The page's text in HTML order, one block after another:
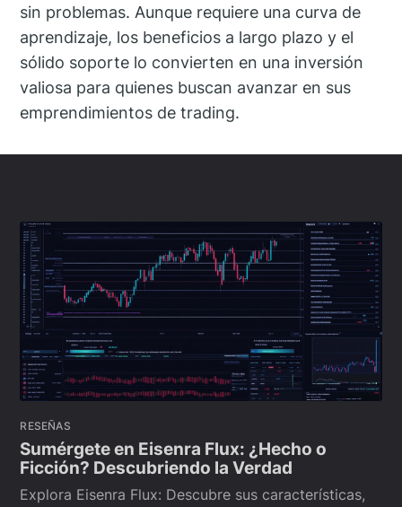
sin problemas. Aunque requiere una curva de
aprendizaje, los beneficios a largo plazo y el
sólido soporte lo convierten en una inversión
valiosa para quienes buscan avanzar en sus
emprendimientos de trading.
RESEÑAS
Sumérgete en Eisenra Flux: ¿Hecho o
Ficción? Descubriendo la Verdad
Explora Eisenra Flux: Descubre sus características,